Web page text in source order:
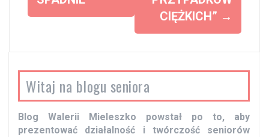
z
s
y
CIĘŻKICH” →
Witaj na blogu seniora
Blog Walerii Mieleszko powstał po to, aby
prezentować działalność i twórczość seniorów